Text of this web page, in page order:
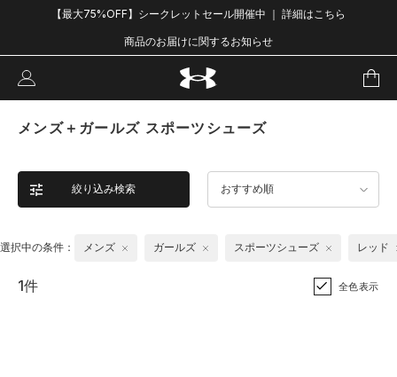
【最大75%OFF】シークレットセール開催中 ｜ 詳細はこちら
商品のお届けに関するお知らせ
メンズ＋ガールズ スポーツシューズ
絞り込み検索 おすすめ順
選択中の条件： メンズ ガールズ スポーツシューズ レッド
1件 全色表示